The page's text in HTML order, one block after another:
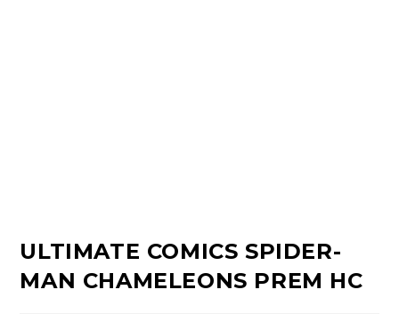
ULTIMATE COMICS SPIDER-
MAN CHAMELEONS PREM HC